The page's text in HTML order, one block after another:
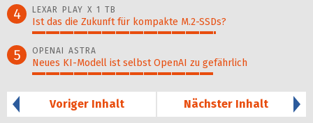
4 LEXAR PLAY X 1 TB
Ist das die Zukunft für kompakte M.2-SSDs?
5 OPENAI ASTRA
Neues KI-Modell ist selbst OpenAI zu gefährlich
Voriger Inhalt
Nächster Inhalt